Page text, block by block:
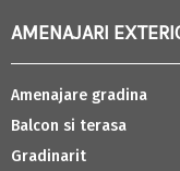
AMENAJARI
Amenajare gradina
Balcon si terasa
Gradinarit